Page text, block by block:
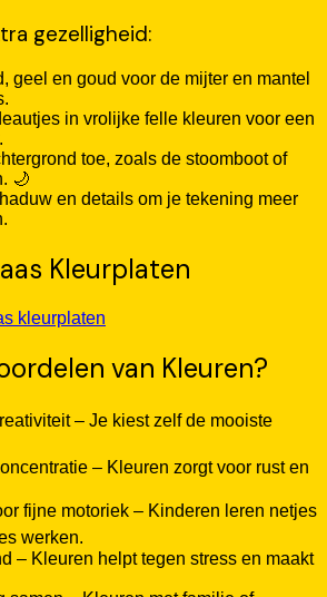
gezelligheid:
geel en goud voor de mijter en mantel
in vrolijke felle kleuren voor een
toe, zoals de stoomboot of
🌙
en details om je tekening meer
Kleurplaten
kleurplaten
van Kleuren?
– Je kiest zelf de mooiste
– Kleuren zorgt voor rust en
fijne motoriek – Kinderen leren netjes
werken.
– Kleuren helpt tegen stress en maakt